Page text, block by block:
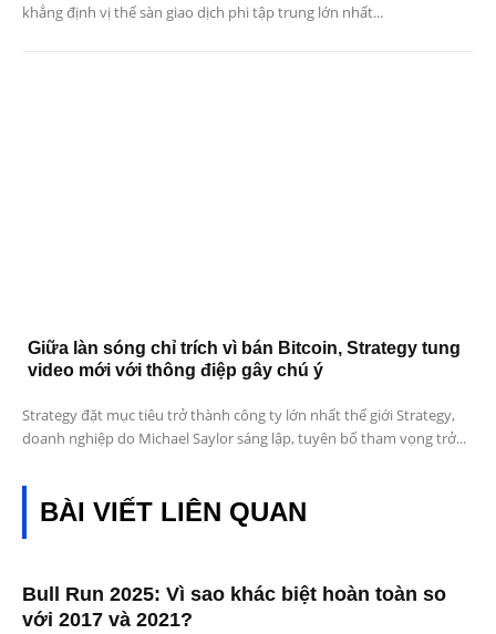
khẳng định vị thế sàn giao dịch phi tập trung lớn nhất...
Giữa làn sóng chỉ trích vì bán Bitcoin, Strategy tung
video mới với thông điệp gây chú ý
Strategy đặt mục tiêu trở thành công ty lớn nhất thế giới Strategy,
doanh nghiệp do Michael Saylor sáng lập, tuyên bố tham vọng trở...
BÀI VIẾT LIÊN QUAN
Bull Run 2025: Vì sao khác biệt hoàn toàn so
với 2017 và 2021?